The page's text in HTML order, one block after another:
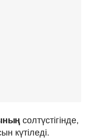
солтүстігінде,
күтіледі.